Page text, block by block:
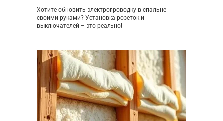
Хотите обновить электропроводку в спальне
своими руками? Установка розеток и
выключателей – это реально!